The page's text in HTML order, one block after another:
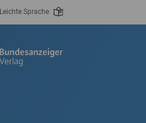
Leichte Sprache